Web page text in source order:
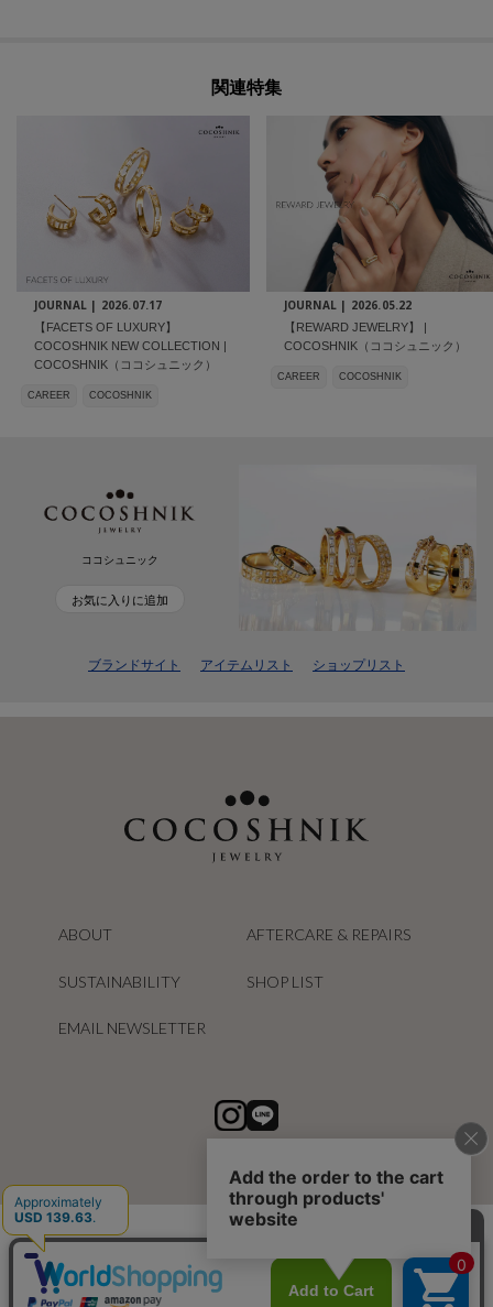
関連特集
JOURNAL | 2026.07.17
【FACETS OF LUXURY】
COCOSHNIK NEW COLLECTION |
COCOSHNIK（ココシュニック）
CAREER COCOSHNIK
JOURNAL | 2026.05.22
【REWARD JEWELRY】 |
COCOSHNIK（ココシュニック）
CAREER COCOSHNIK
ココシュニック
お気に入りに追加
ブランドサイト アイテムリスト ショップリスト
ABOUT AFTERCARE & REPAIRS
SUSTAINABILITY SHOP LIST
EMAIL NEWSLETTER